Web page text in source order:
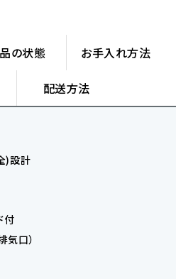
の状態 お手入れ方法
配送方法
)設計
付
気口）